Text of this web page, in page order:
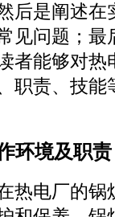
后是阐述在
见问题；最
者能够对热
职责、技能
环境及职责
热电厂的锅